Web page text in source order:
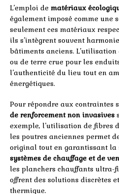
L’emploi de matériaux
également imposé comme une
seulement ces matériaux
ils s’intègrent souvent
bâtiments anciens.
ou de terre crue pour les
l’authenticité du lieu tout en
énergétiques.
Pour répondre aux contraintes
de renforcement non invasives
exemple, l’utilisation de fibres
les poutres anciennes permet
original tout en garantissant la
systèmes de chauffage et de
les planchers chauffants ultra-
offrent des solutions discrètes
thermique.